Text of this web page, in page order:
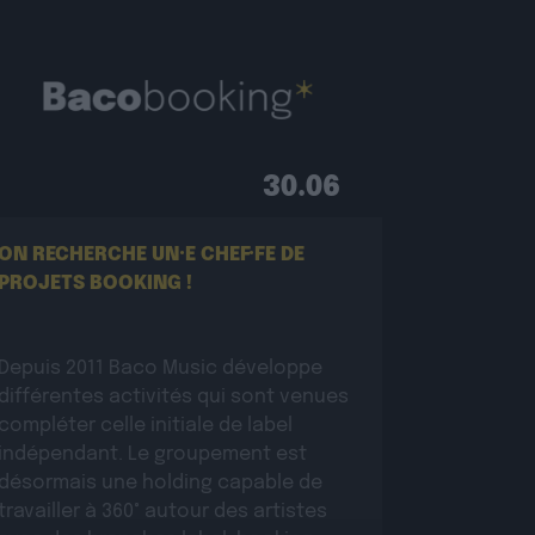
30.06
RECHERCHE UN·E CHEF·FE DE
BOOKING !
2011 Baco Music développe
activités qui sont venues
celle initiale de label
Le groupement est
une holding capable de
à 360° autour des artistes